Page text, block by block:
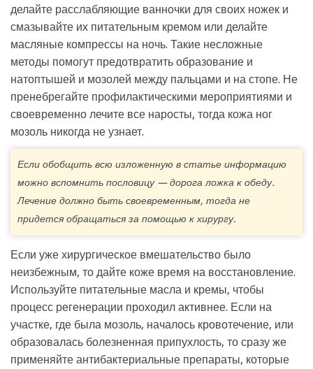
делайте расслабляющие ванночки для своих ножек и
смазывайте их питательным кремом или делайте
масляные компрессы на ночь. Такие несложные
методы помогут предотвратить образование и
натоптышей и мозолей между пальцами и на стопе. Не
пренебрегайте профилактическими мероприятиями и
своевременно лечите все наросты, тогда кожа ног
мозоль никогда не узнает.
Если обобщить всю изложенную в статье информацию
можно вспомнить пословицу — дорога ложка к обеду.
Лечение должно быть своевременным, тогда не
придется обращаться за помощью к хирургу.
Если уже хирургическое вмешательство было
неизбежным, то дайте коже время на восстановление.
Используйте питательные масла и кремы, чтобы
процесс регенерации проходил активнее. Если на
участке, где была мозоль, началось кровотечение, или
образовалась болезненная припухлость, то сразу же
применяйте антибактериальные препараты, которые